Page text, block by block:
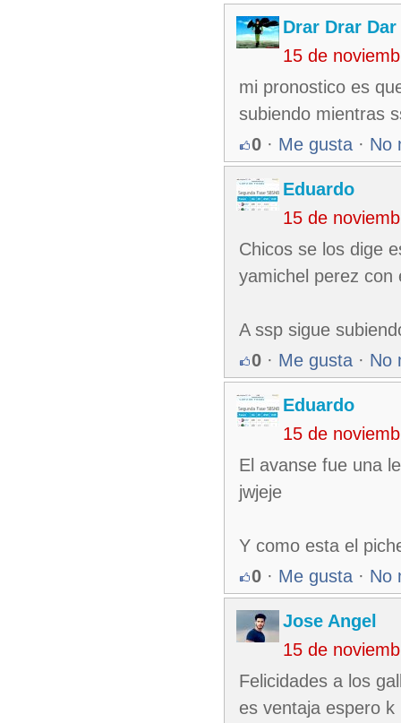
Drar Drar Dar
15 de
mi pronostico es
subiendo mientras
0 · Me gusta · No
Eduardo
15 de
Chicos se los dige
yamichel perez con
A ssp sigue
0 · Me gusta · No
Eduardo
15 de
El avanse fue una
jwjeje
Y como esta el
0 · Me gusta · No
Jose Angel
15 de
Felicidades a los
es ventaja espero